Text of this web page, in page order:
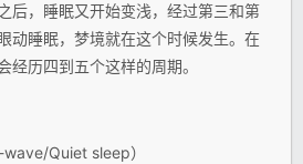
后，睡眠又开始变浅，经过第三和第
动睡眠，梦境就在这个时候发生。在
经历四到五个这样的周期。
Quiet sleep）